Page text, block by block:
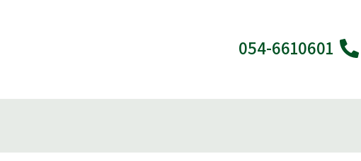
054-6610601